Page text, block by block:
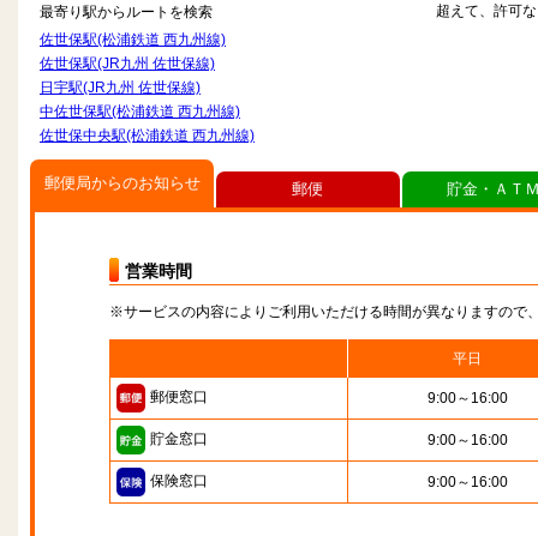
最寄り駅からルートを検索
佐世保駅(松浦鉄道 西九州線)
佐世保駅(JR九州 佐世保線)
日宇駅(JR九州 佐世保線)
中佐世保駅(松浦鉄道 西九州線)
佐世保中央駅(松浦鉄道 西九州線)
超えて、許可
郵便局からのお知らせ
営業時間
※サービスの内容によりご利用いただける時間が異なりますので
平日
郵便窓口 9:00～16:00
貯金窓口 9:00～16:00
保険窓口 9:00～16:00
郵便 貯金・ＡＴ